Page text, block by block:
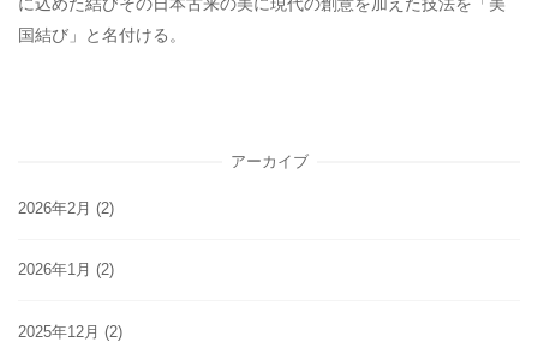
国結び」と名付ける。
アーカイブ
2026年2月 (2)
2026年1月 (2)
2025年12月 (2)